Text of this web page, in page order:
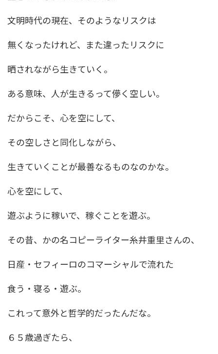
文明時代の現在、そのようなリスクは
無くなったけれど、また違ったリスクに
晒されながら生きていく。
ある意味、人が生きるって儚く空しい。
だからこそ、心を空にして、
その空しさと同化しながら、
生きていくことが最善なるものなのかな。
心を空にして、
遊ぶように稼いで、稼ぐことを遊ぶ。
その昔、かの名コピーライター糸井重里さんの、
日産・セフィーロのコマーシャルで流れた
食う・寝る・遊ぶ。
これって意外と哲学的だったんだな。
６５歳過ぎたら、